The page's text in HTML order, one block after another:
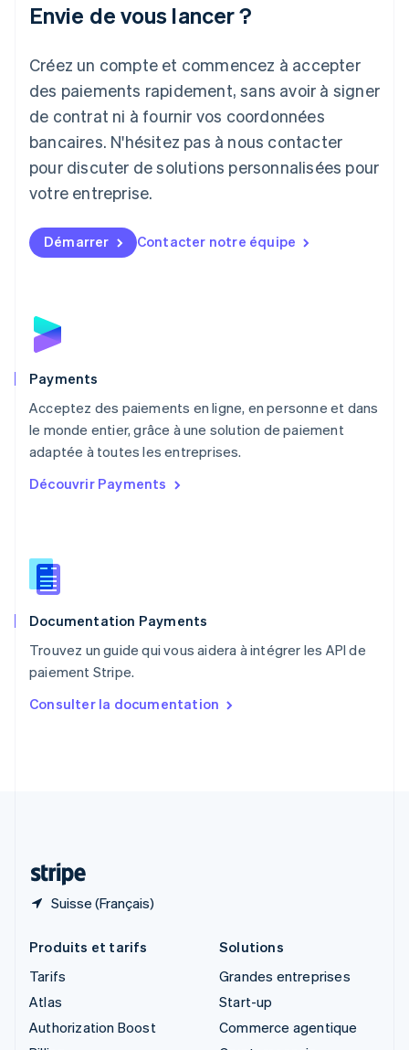
Envie de vous lancer ?
Créez un compte et commencez à accepter
des paiements rapidement, sans avoir à signer
de contrat ni à fournir vos coordonnées
bancaires. N'hésitez pas à nous contacter
pour discuter de solutions personnalisées pour
votre entreprise.
Démarrer Contacter notre équipe
Payments
Acceptez des paiements en ligne, en personne et dans
le monde entier, grâce à une solution de paiement
adaptée à toutes les entreprises.
Découvrir Payments
Documentation Payments
Trouvez un guide qui vous aidera à intégrer les API de
paiement Stripe.
Consulter la documentation
Suisse (Français)
Japon
Lettonie
English
Liechtenstein
DeutschEnglish
Lituanie
Luxembourg
FrançaisDeutschEnglish
English简体中文
Malte
Norvège
English
English
NederlandsEnglish
Pologne
English
PortuguêsEnglish
English
Roumanie
Royaume-Uni
Singapour
English 简体中文
English
Produits et tarifs
Tarifs
Atlas
Authorization Boost
Solutions
Grandes entreprises
Start-up
Commerce agentique